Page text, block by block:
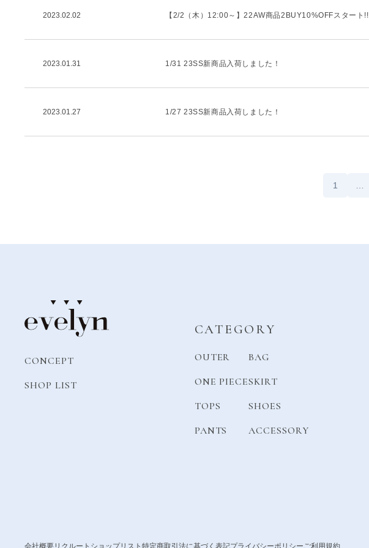
2023.02.02 【2/2（木）12:00～】22AW商品2BUY10%OFFスタート!!
2023.01.31 1/31 23SS新商品入荷しました！
2023.01.27 1/27 23SS新商品入荷しました！
1
CONCEPT
SHOP LIST
CATEGORY
OUTER
ONE PIECE
TOPS
PANTS
BAG
SKIRT
SHOES
ACCESSORY
会社概要 リクルート ショップリスト 特定商取引法に基づく表記プライバシーポリシー ご利用規約